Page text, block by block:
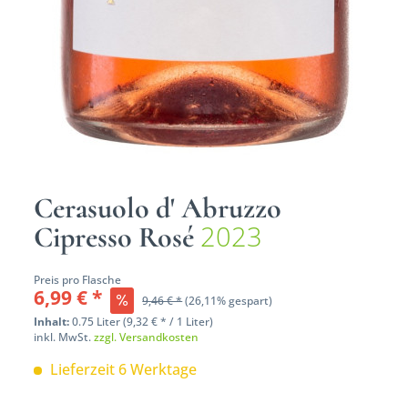
Cerasuolo d' Abruzzo
Cipresso Rosé 2023
Preis pro Flasche
6,99 € * 9,46 € *(26,11% gespart)
Inhalt:0.75 Liter (9,32 € * / 1 Liter)
inkl. MwSt.zzgl. Versandkosten
Lieferzeit 6 Werktage